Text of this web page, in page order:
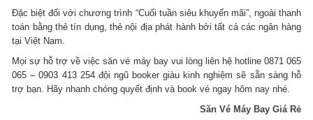
Đặc biệt đối với chương trình “Cuối tuần siêu khuyến mãi”, ngoài thanh
toán bằng thẻ tín dụng, thẻ nội địa phát hành bởi tất cả các ngân hàng
tại Việt Nam.
Mọi sự hỗ trợ về việc săn vé máy bay vui lòng liên hệ hotline 0871 065
065 – 0903 413 254 đội ngũ booker giàu kinh nghiệm sẽ sẵn sàng hỗ
trợ bạn. Hãy nhanh chóng quyết định và book vé ngay hôm nay nhé.
Săn Vé Máy Bay Giá Rẻ